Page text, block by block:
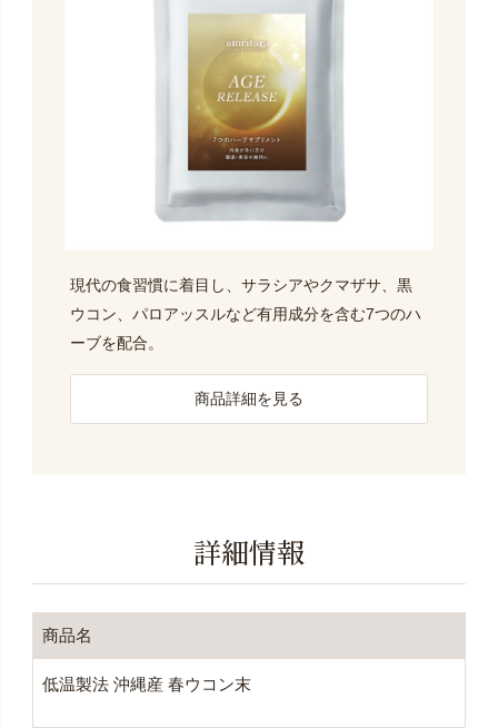
現代の食習慣に着目し、サラシアやクマザサ、黒
ウコン、パロアッスルなど有用成分を含む7つのハ
ーブを配合。
商品詳細を見る
詳細情報
商品名
低温製法 沖縄産 春ウコン末